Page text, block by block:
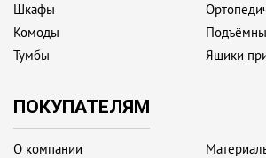
ПОКУПАТЕЛЯМ
О компании
Шкафы
Комоды
Тумбы
Ящики